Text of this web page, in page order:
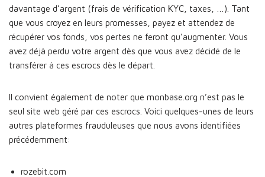
davantage d’argent (frais de vérification KYC, taxes, …). Tant
que vous croyez en leurs promesses, payez et attendez de
récupérer vos fonds, vos pertes ne feront qu’augmenter. Vous
avez déjà perdu votre argent dès que vous avez décidé de le
transférer à ces escrocs dès le départ.
Il convient également de noter que monbase.org n’est pas le
seul site web géré par ces escrocs. Voici quelques-unes de leurs
autres plateformes frauduleuses que nous avons identifiées
précédemment:
rozebit.com